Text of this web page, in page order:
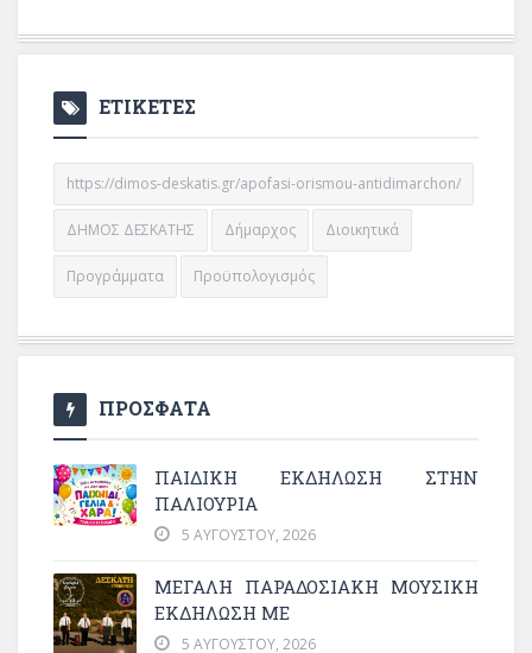
ΕΤΙΚΕΤΕΣ
https://dimos-deskatis.gr/apofasi-orismou-antidimarchon/
ΔΗΜΟΣ ΔΕΣΚΑΤΗΣ Δήμαρχος Διοικητικά
Προγράμματα Προϋπολογισμός
ΠΡΟΣΦΑΤΑ
ΠΑΙΔΙΚΗ ΕΚΔΗΛΩΣΗ ΣΤΗΝ
ΠΑΛΙΟΥΡΙΑ
5 ΑΥΓΟΎΣΤΟΥ, 2026
ΜΕΓΆΛΗ ΠΑΡΑΔΟΣΙΑΚΉ ΜΟΥΣΙΚΉ
ΕΚΔΉΛΩΣΗ ΜΕ
5 ΑΥΓΟΎΣΤΟΥ, 2026